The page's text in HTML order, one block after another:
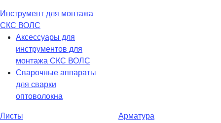
Инструмент для монтажа
СКС ВОЛС
Аксессуары для
инструментов для
монтажа СКС ВОЛС
Сварочные аппараты
для сварки
оптоволокна
Листы
Арматура